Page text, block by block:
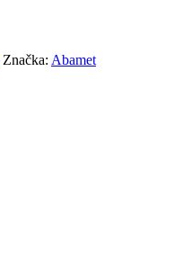
Značka: Abamet